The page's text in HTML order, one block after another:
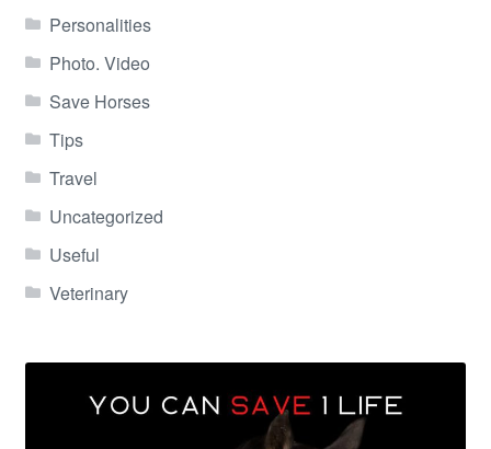
Personalities
Photo. Video
Save Horses
Tips
Travel
Uncategorized
Useful
Veterinary